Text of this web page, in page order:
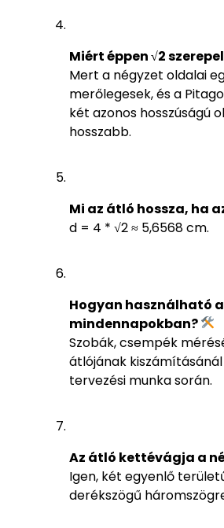
Miért éppen √2
Mert a négyzet oldalai
merőlegesek, és a
két azonos hosszúságú
hosszabb.
Mi az átló hossza, ha
d = 4 * √2 ≈ 5,6568 cm.
Hogyan használható
mindennapokban?
Szobák, csempék
átlójának
tervezési munka során.
Az átló kettévágja a
Igen, két egyenlő
derékszögű